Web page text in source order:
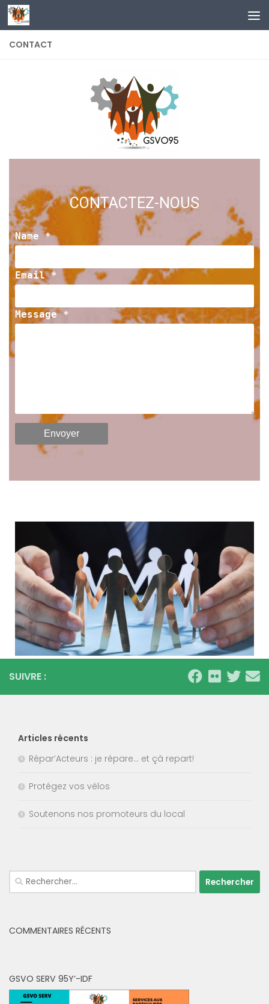
Skip to content
CONTACT
CONTACTEZ-NOUS
Name *
Email *
Message *
SUIVRE :
Articles récents
Répar’Acteurs : je répare… et çà repart!
Protégez vos vélos
Soutenons nos promoteurs du local
Rechercher :
COMMENTAIRES RÉCENTS
GSVO SERV 95Y’-IDF